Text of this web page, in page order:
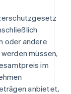
oder andere
müssen,
im
anbietet,